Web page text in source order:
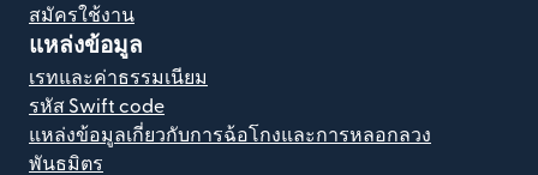
สมัครใช้งาน
แหล่งข้อมูล
เรทและค่าธรรมเนียม
รหัส Swift code
แหล่งข้อมูลเกี่ยวกับการฉ้อโกงและการหลอกลวง
พันธมิตร